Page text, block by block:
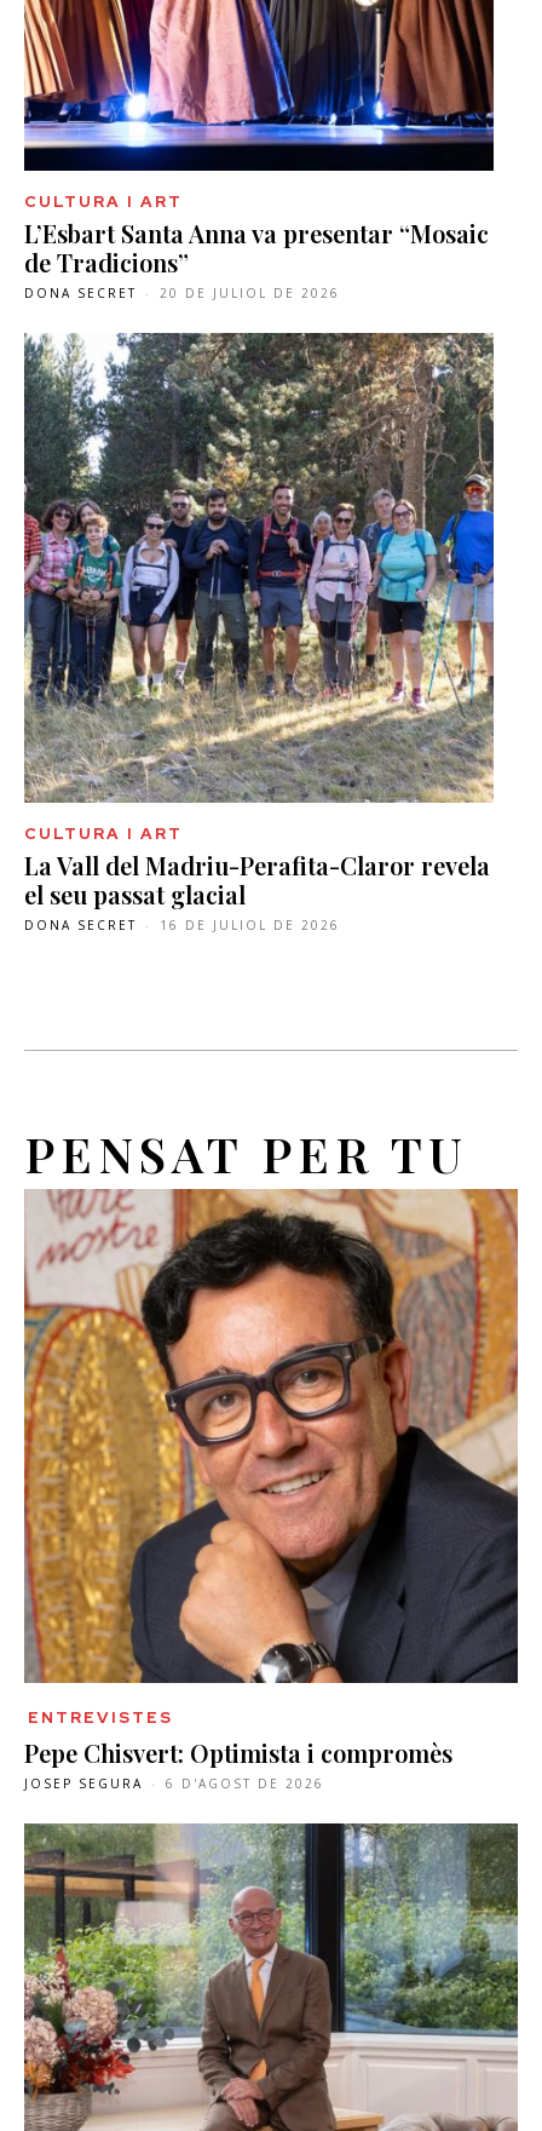
CULTURA I ART
L’Esbart Santa Anna va presentar “Mosaic
de Tradicions”
DONA SECRET - 20 DE JULIOL DE 2026
CULTURA I ART
La Vall del Madriu-Perafita-Claror revela
el seu passat glacial
DONA SECRET - 16 DE JULIOL DE 2026
PENSAT PER TU
ENTREVISTES
Pepe Chisvert: Optimista i compromès
JOSEP SEGURA - 6 D'AGOST DE 2026